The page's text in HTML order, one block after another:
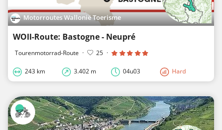
Motorroutes Wallonië Toerisme
WOII-Route: Bastogne - Neupré
Tourenmotorrad-Route · 25 ·
243 km 3.402 m 04u03 Hard